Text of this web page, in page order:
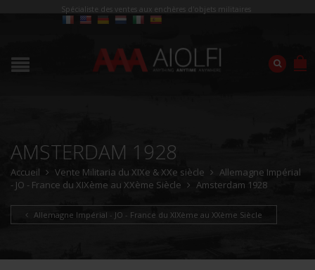
Spécialiste des ventes aux enchères d'objets militaires
AMSTERDAM 1928
Accueil Vente Militaria du XIXe & XXe siècle
Allemagne Impérial
- JO - France du XIXème au XXème Siècle
Amsterdam 1928
Allemagne Impérial - JO - France du XIXème au XXème Siècle